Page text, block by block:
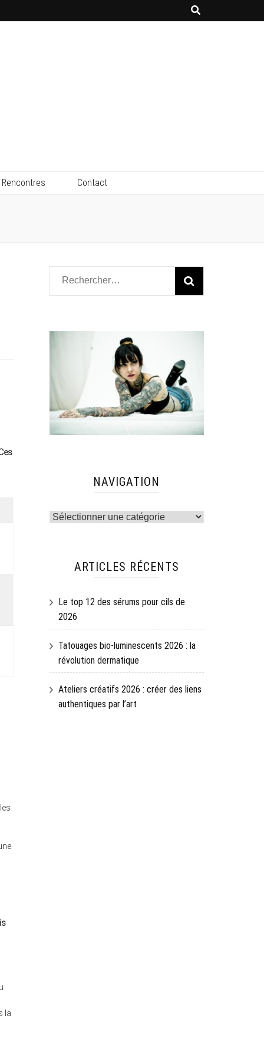
Rencontres Contact
la
Rechercher :
NAVIGATION
Navigation
ARTICLES RÉCENTS
Le top 12 des sérums pour cils de
2026
Tatouages bio-luminescents 2026 : la
révolution dermatique
Ateliers créatifs 2026 : créer des liens
authentiques par l’art